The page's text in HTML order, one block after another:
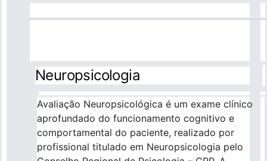
Neuropsicologia
Avaliação Neuropsicológica é um exame clínico
aprofundado do funcionamento cognitivo e
comportamental do paciente, realizado por
profissional titulado em Neuropsicologia pelo